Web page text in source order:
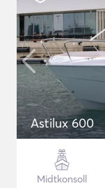
Astilux 600
Midtkonsoll